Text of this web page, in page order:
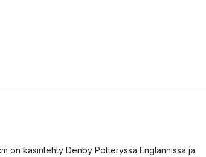
on käsintehty Denby Potteryssa Englannissa ja